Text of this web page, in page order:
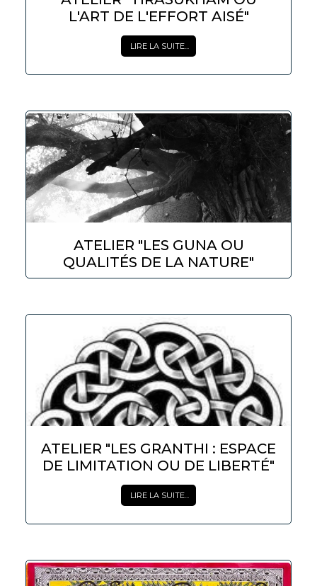
L'ART DE L'EFFORT AISÉ"
LIRE LA SUITE...
ATELIER "LES GUNA OU
QUALITÉS DE LA NATURE"
ATELIER "LES GRANTHI : ESPACE
DE LIMITATION OU DE LIBERTÉ"
LIRE LA SUITE...